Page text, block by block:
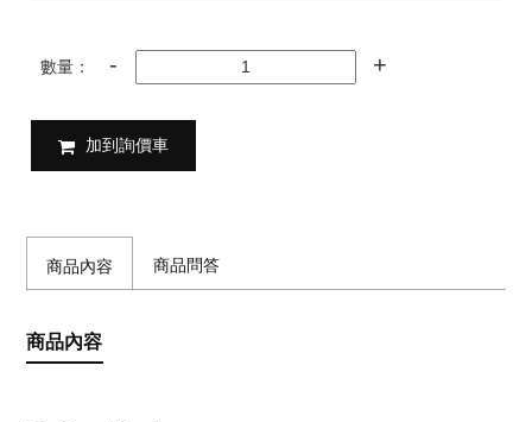
數量：
加到詢價車
商品內容 商品問答
商品內容